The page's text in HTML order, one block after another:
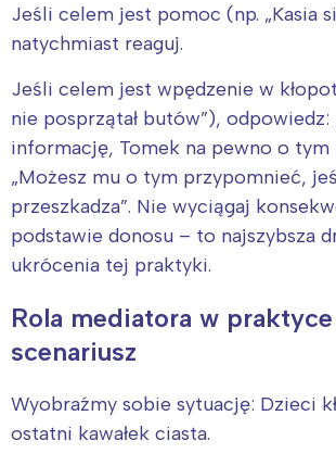
Jeśli celem jest pomoc (np. „Kasia
natychmiast reaguj.
Jeśli celem jest wpędzenie w
nie posprzątał butów”), odpowiedz:
informację, Tomek na pewno o tym
„Możesz mu o tym przypomnieć,
przeszkadza”. Nie wyciągaj
podstawie donosu – to najszybsza
ukrócenia tej praktyki.
Rola mediatora w
scenariusz
Wyobraźmy sobie sytuację: Dzieci
ostatni kawałek ciasta.